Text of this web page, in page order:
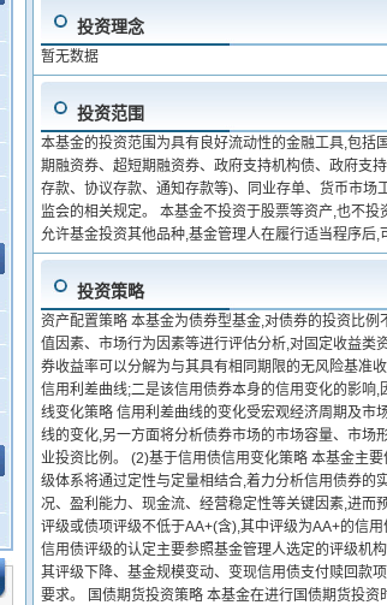
投资理念
暂无数据
投资范围
本基金的投资范围为具有良好流动性的金融工具,包括
期融资券、超短期融资券、政府支持机构债、政府支
存款、协议存款、通知存款等)、同业存单、货币市
监会的相关规定。 本基金不投资于股票等资产,也不
允许基金投资其他品种,基金管理人在履行适当程序后,
投资策略
资产配置策略 本基金为债券型基金,对债券的投资比
值因素、市场行为因素等进行评估分析,对固定收益类
券收益率可以分解为与其具有相同期限的无风险基准
信用利差曲线;二是该信用债券本身的信用变化的影响
线变化策略 信用利差曲线的变化受宏观经济周期及市
线的变化,另一方面将分析债券市场的市场容量、市场
业投资比例。 (2)基于信用债信用变化策略 本基金主
级体系将通过定性与定量相结合,着力分析信用债券的
况、盈利能力、现金流、经营稳定性等关键因素,进而
评级或债项评级不低于AA+(含),其中评级为AA+的信
信用债评级的认定主要参照基金管理人选定的评级机
其评级下降、基金规模变动、变现信用债支付赎回款
要求。 国债期货投资策略 本基金在进行国债期货投